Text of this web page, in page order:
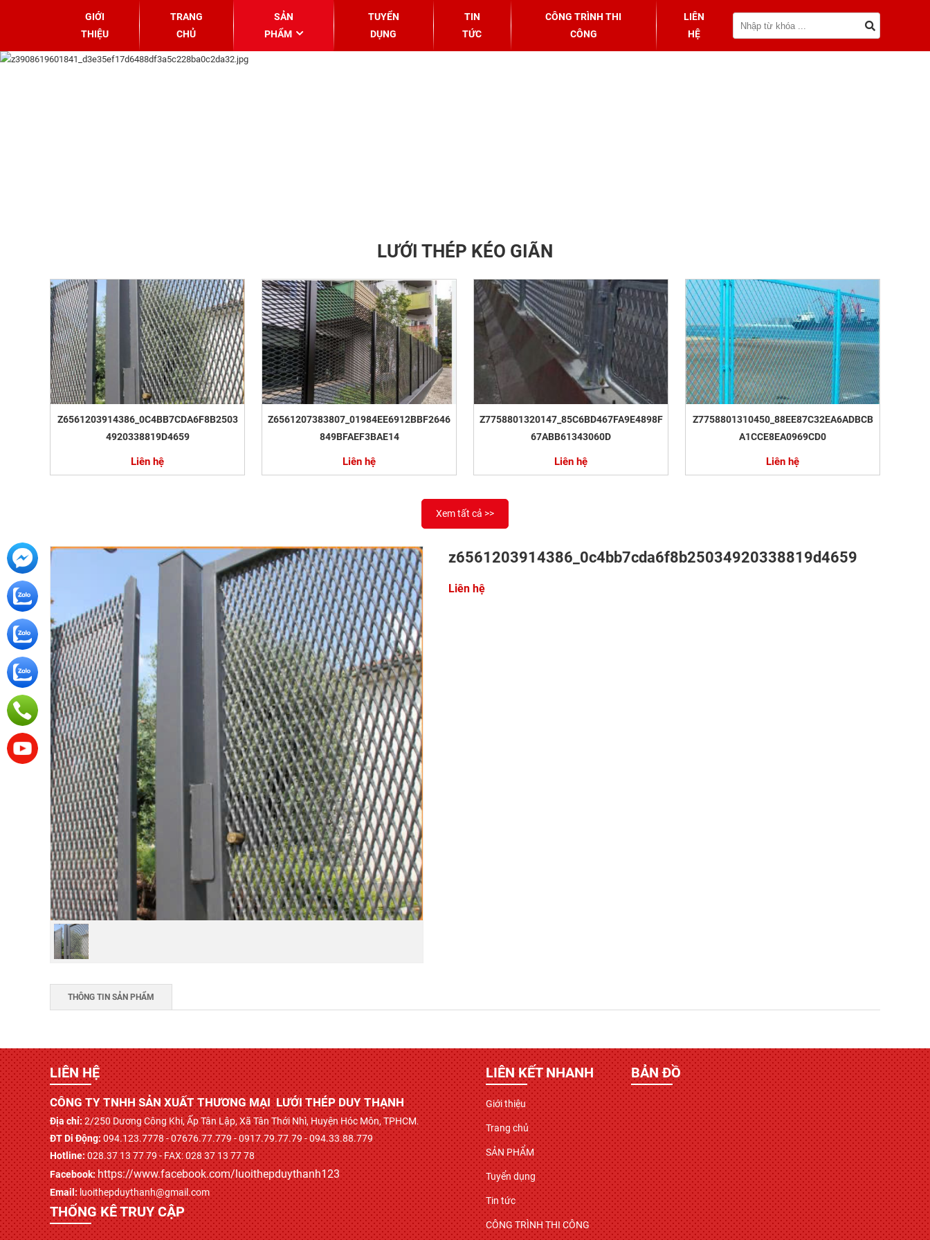
GIỚI
THIỆU
TRANG
CHỦ
SẢN
PHẨM
TUYỂN
DỤNG
TIN
TỨC
CÔNG TRÌNH THI
CÔNG
LIÊN
HỆ
LƯỚI THÉP KÉO GIÃN
Z6561203914386_0C4BB7CDA6F8B2503
4920338819D4659
Liên hệ
Z6561207383807_01984EE6912BBF2646
849BFAEF3BAE14
Liên hệ
Z7758801320147_85C6BD467FA9E4898F
67ABB61343060D
Liên hệ
Z7758801310450_88EE87C32EA6ADBCB
A1CCE8EA0969CD0
Liên hệ
Xem tất cả >>
z6561203914386_0c4bb7cda6f8b25034920338819d4659
Liên hệ
THÔNG TIN SẢN PHẨM
LIÊN HỆ
CÔNG TY TNHH SẢN XUẤT THƯƠNG MẠI LƯỚI THÉP DUY THẠNH
Địa chỉ:2/250 Dương Công Khi, Ấp Tân Lập, Xã Tân Thới Nhì, Huyện Hóc Môn, TPHCM.
ĐT Di Động:094.123.7778 - 07676.77.779 - 0917.79.77.79 - 094.33.88.779
Hotline:028.37 13 77 79 - FAX: 028 37 13 77 78
Facebook:https://www.facebook.com/luoithepduythanh123
Email: luoithepduythanh@gmail.com
THỐNG KÊ TRUY CẬP
LIÊN KẾT NHANH
Giới thiệu
Trang chủ
SẢN PHẨM
Tuyển dụng
Tin tức
CÔNG TRÌNH THI CÔNG
BẢN ĐỒ